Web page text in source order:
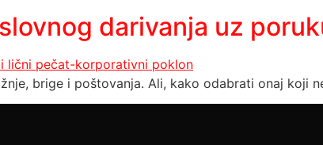
darivanja uz
brige i poštovanja. Ali, kako odabrati onaj koji